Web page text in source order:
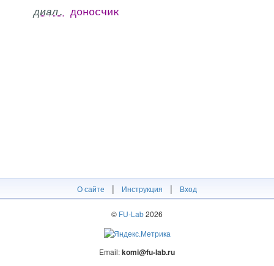
диал. доносчик
О сайте | Инструкция | Вход
© FU-Lab2026
Email:komi@fu-lab.ru